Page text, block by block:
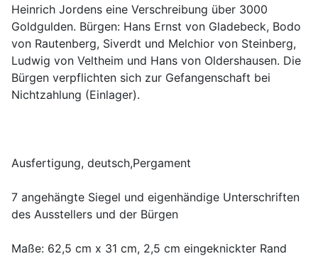
Heinrich Jordens eine Verschreibung über 3000
Goldgulden. Bürgen: Hans Ernst von Gladebeck, Bodo
von Rautenberg, Siverdt und Melchior von Steinberg,
Ludwig von Veltheim und Hans von Oldershausen. Die
Bürgen verpflichten sich zur Gefangenschaft bei
7 angehängte Siegel und eigenhändige Unterschriften